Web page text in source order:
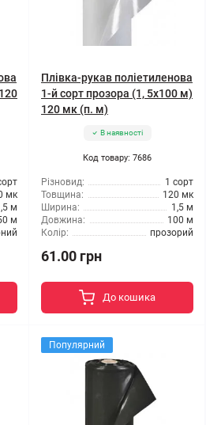
мк
м
м
Плівка-рукав поліетиленова
1-й сорт прозора (1, 5x100 м)
120 мк (п. м)
В наявності
Код товару: 7686
Різновид:
1 сорт
Товщина:
120 мк
Ширина:
1,5 м
Довжина:
100 м
Колір:
прозорий
61.00 грн
До кошика
Популярний